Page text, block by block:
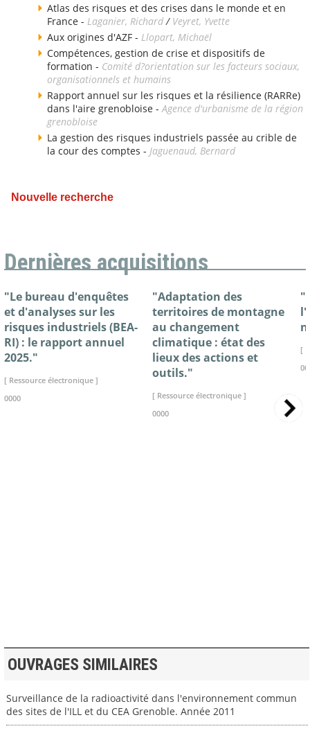
Atlas des risques et des crises dans le monde et en
France - Laganier, Richard/ Veyret, Yvette
Aux origines d'AZF - Llopart, Michaël
Compétences, gestion de crise et dispositifs de
formation - Comité d?orientation sur les facteurs sociaux,
organisationnels et humains
Rapport annuel sur les risques et la résilience (RARRe)
dans l'aire grenobloise -Agence d'urbanisme de la région
grenobloise
La gestion des risques industriels passée au crible de
la cour des comptes - Jaguenaud, Bernard
Nouvelle recherche
Dernières acquisitions
"Le bureau d'enquêtes
et d'analyses sur les
risques industriels (BEA-
RI) : le rapport annuel
2025."
[ Ressource électronique ]
0000
"Adaptation des
territoires de montagne
au changement
climatique : état des
lieux des actions et
outils."
[ Ressource électronique ]
0000
[
OUVRAGES SIMILAIRES
Surveillance de la radioactivité dans l'environnement commun
des sites de l'ILL et du CEA Grenoble. Année 2011